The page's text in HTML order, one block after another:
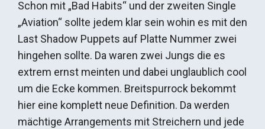
Schon mit „Bad Habits“ und der zweiten Single
„Aviation“ sollte jedem klar sein wohin es mit den
Last Shadow Puppets auf Platte Nummer zwei
hingehen sollte. Da waren zwei Jungs die es
extrem ernst meinten und dabei unglaublich cool
um die Ecke kommen. Breitspurrock bekommt
hier eine komplett neue Definition. Da werden
mächtige Arrangements mit Streichern und jede